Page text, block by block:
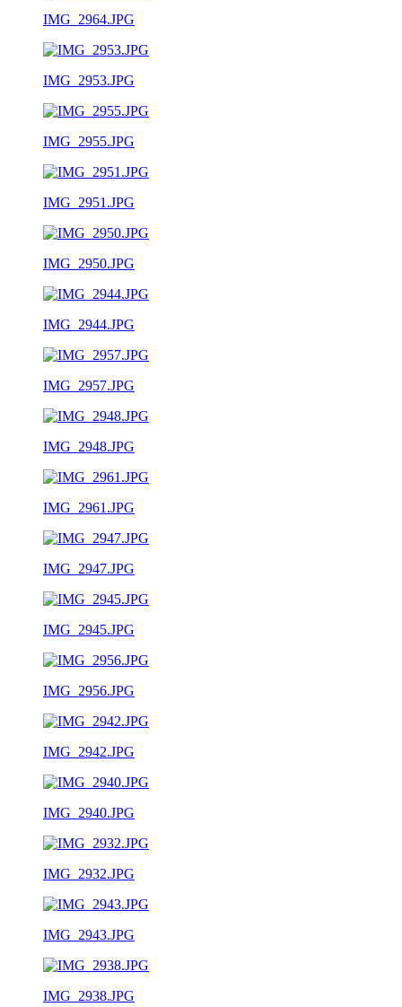
IMG_2964.JPG
IMG_2953.JPG
IMG_2955.JPG
IMG_2951.JPG
IMG_2950.JPG
IMG_2944.JPG
IMG_2957.JPG
IMG_2948.JPG
IMG_2961.JPG
IMG_2947.JPG
IMG_2945.JPG
IMG_2956.JPG
IMG_2942.JPG
IMG_2940.JPG
IMG_2932.JPG
IMG_2943.JPG
IMG_2938.JPG